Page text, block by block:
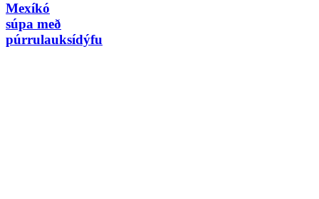
Mexíkó
súpa með
púrrulauksídýfu